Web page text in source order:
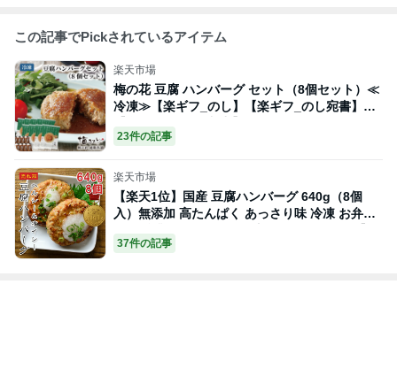
この記事でPickされているアイテム
楽天市場
梅の花 豆腐 ハンバーグ セット（8個セット）≪
冷凍≫【楽ギフ_のし】【楽ギフ_のし宛書】
23件の記事
楽天市場
【楽天1位】国産 豆腐ハンバーグ 640g（8個
入）無添加 高たんぱく あっさり味 冷凍 お弁当
画あり】[どれでも5品で送料無料]【おかず・お
37件の記事